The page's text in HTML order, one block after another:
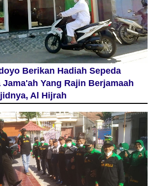
Berikan Hadiah Sepeda
Yang Rajin Berjamaah
Al Hijrah